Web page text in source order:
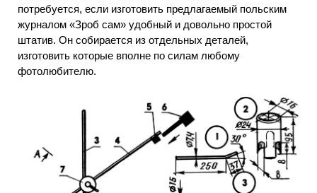
потребуется, если изготовить предлагаемый польским
журналом «Зроб сам» удобный и довольно простой
штатив. Он собирается из отдельных деталей,
изготовить которые вполне по силам любому
фотолюбителю.